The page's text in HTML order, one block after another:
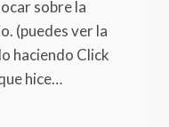
sobre la
(puedes ver la
haciendo Click
hice…